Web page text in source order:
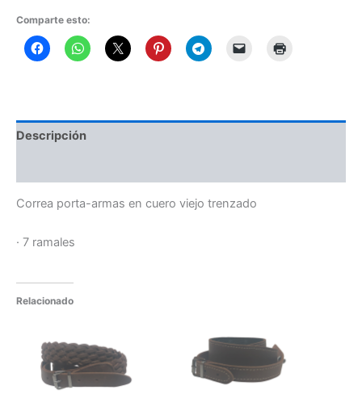
Comparte esto:
Descripción
Correa porta-armas en cuero viejo trenzado
· 7 ramales
Relacionado